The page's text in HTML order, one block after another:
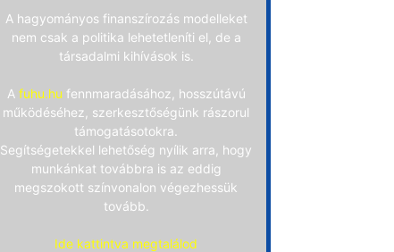
A hagyományos finanszírozás modelleket
nem csak a politika lehetetleníti el, de a
társadalmi kihívások is.
A fuhu.hu fennmaradásához, hosszútávú
működéséhez, szerkesztőségünk rászorul
támogatásotokra.
Segítségetekkel lehetőség nyílik arra, hogy
munkánkat továbbra is az eddig
megszokott színvonalon végezhessük
tovább.
Ide kattintva megtalálod